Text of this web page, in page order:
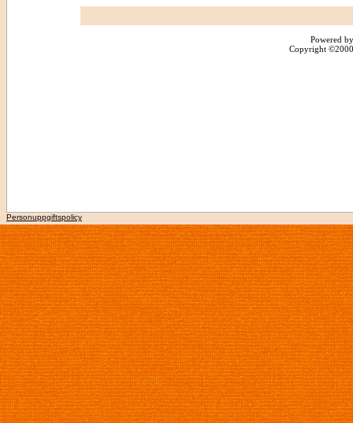
Powered
Copyright
Personuppgiftspolicy